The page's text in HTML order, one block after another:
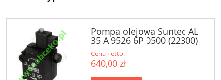
Pompa olejowa Suntec AL
35 A 9526 6P 0500 (22300)
Cena netto:
640,00 zł